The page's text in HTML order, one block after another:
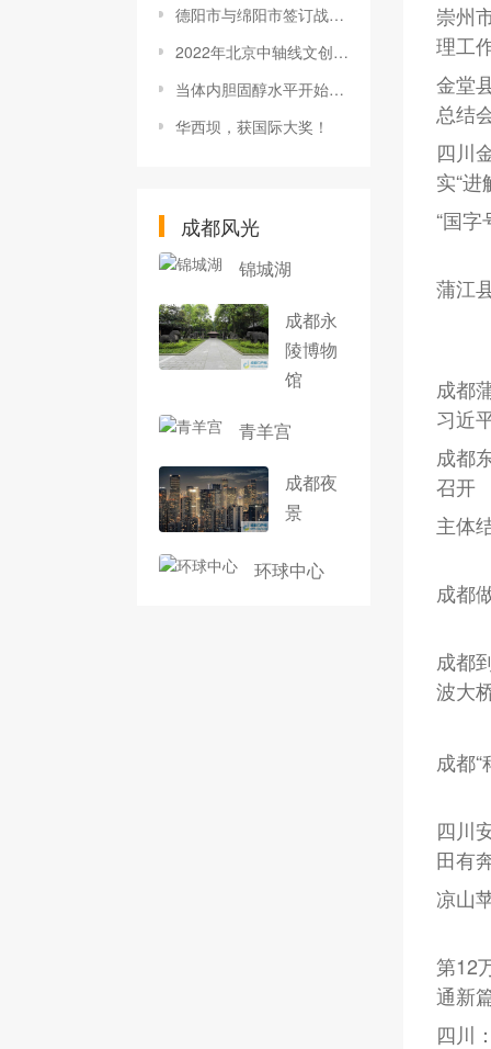
德阳市与绵阳市签订战略合作协议 共筑人工智能产业协同发展新格局
2022年北京中轴线文创大赛终评全部结束
当体内胆固醇水平开始升高时，足部也会出现其症状
华西坝，获国际大奖！
成都风光
锦城湖
成都永
陵博物
馆
青羊宫
成都夜
景
环球中心
崇州
理工
金堂
总结
四川
实“
“国
蒲江
成都
习近
成都
召开
主体
成都
成都
波大
成都
四川
田有
凉山
第12
通新
四川